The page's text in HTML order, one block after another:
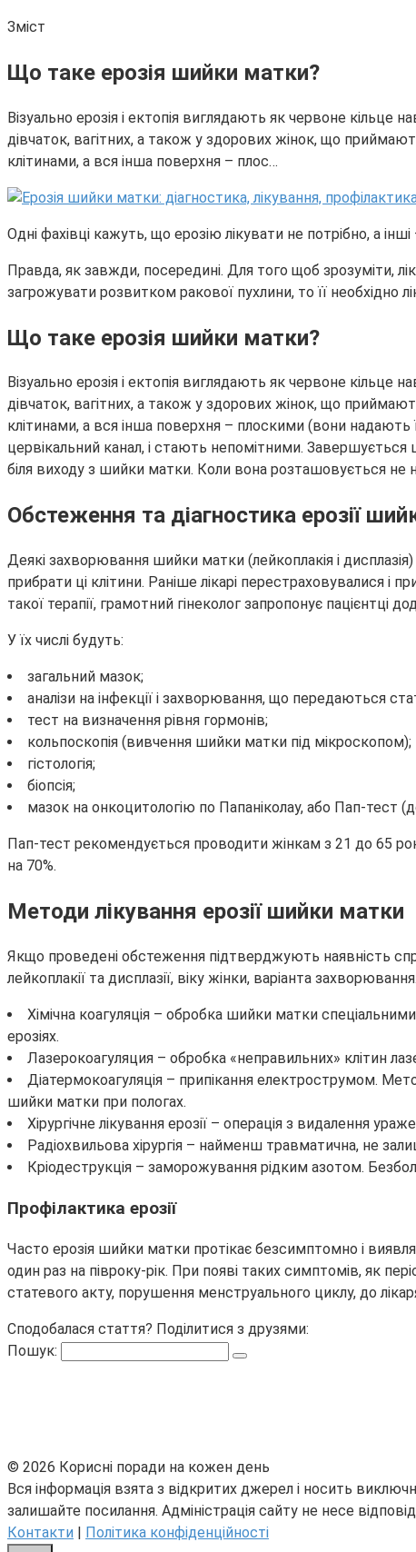
Зміст
Що таке ерозія шийки матки?
Візуально ерозія і ектопія виглядають як червоне
дівчаток, вагітних, а також у здорових жінок, що
клітинами, а вся інша поверхня – плос…
Одні фахівці кажуть, що ерозію лікувати не потрібно, а
Правда, як завжди, посередині. Для того щоб зрозуміти,
загрожувати розвитком ракової пухлини, то її необхідно
Що таке ерозія шийки матки?
Візуально ерозія і ектопія виглядають як червоне
дівчаток, вагітних, а також у здорових жінок, що
клітинами, а вся інша поверхня – плоскими (вони
цервікальний канал, і стають непомітними. Завершується
біля виходу з шийки матки. Коли вона розташовується не
Обстеження та діагностика ерозії
Деякі захворювання шийки матки (лейкоплакія і
прибрати ці клітини. Раніше лікарі перестраховувалися і
такої терапії, грамотний гінеколог запропонує пацієнтці
У їх числі будуть:
загальний мазок;
аналізи на інфекції і захворювання, що передаються
тест на визначення рівня гормонів;
кольпоскопія (вивчення шийки матки під мікроскопом);
гістологія;
біопсія;
мазок на онкоцитологію по Папаніколау, або Пап-тест
Пап-тест рекомендується проводити жінкам з 21 до 65
на 70%.
Методи лікування ерозії шийки матки
Якщо проведені обстеження підтверджують наявність
лейкоплакії та дисплазії, віку жінки, варіанта
Хімічна коагуляція – обробка шийки матки
ерозіях.
Лазерокоагуляция – обробка «неправильних» клітин
Діатермокоагуляція – припікання електрострумом.
шийки матки при пологах.
Хірургічне лікування ерозії – операція з видалення
Радіохвильова хірургія – найменш травматична, не
Кріодеструкція – заморожування рідким азотом.
Профілактика ерозії
Часто ерозія шийки матки протікає безсимптомно і
один раз на півроку-рік. При появі таких симптомів, як
статевого акту, порушення менструального циклу, до
Сподобалася стаття? Поділитися з друзями:
Пошук:
© 2026 Корисні поради на кожен день
Вся інформація взята з відкритих джерел і носить
залишайте посилання. Адміністрація сайту не несе
Контакти | Політика конфіденційності